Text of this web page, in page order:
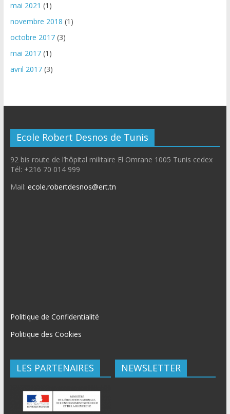
mai 2021 (1)
novembre 2018 (1)
octobre 2017(3)
mai 2017(1)
avril 2017(3)
Ecole Robert Desnos de Tunis
92 bis route de l’hôpital militaire El Omrane 1005 Tunis cedex
Tél: +216 70 014 999
Mail: ecole.robertdesnos@ert.tn
Politique de Confidentialité
Politique des Cookies
LES PARTENAIRES NEWSLETTER